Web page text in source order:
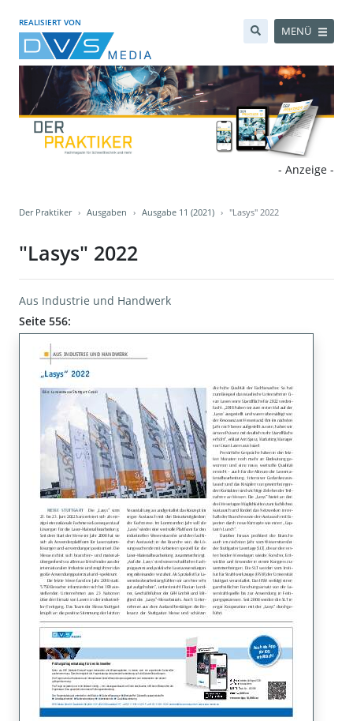
REALISIERT VON
MENÜ
- Anzeige -
Der Praktiker Ausgaben Ausgabe 11 (2021) "Lasys" 2022
"Lasys" 2022
Aus Industrie und Handwerk
Seite 556: